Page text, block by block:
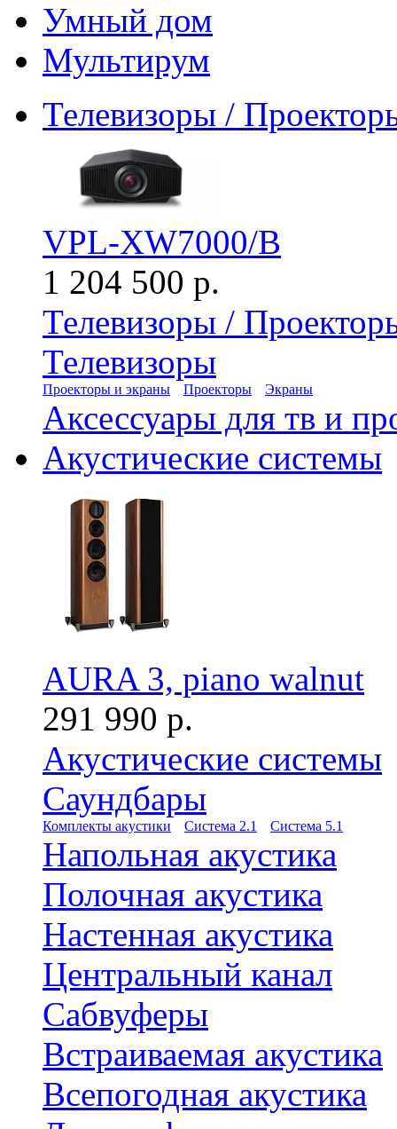
Умный дом
Мультирум
Телевизоры /
VPL-XW7000/B
1 204 500 р.
Телевизоры /
Телевизоры
Проекторы и экраны Проекторы Экраны
Аксессуары для тв и
Акустические системы
AURA 3, piano walnut
291 990 р.
Акустические системы
Саундбары
Комплекты акустики Система 2.1 Система 5.1
Напольная акустика
Полочная акустика
Настенная акустика
Центральный канал
Сабвуферы
Встраиваемая акустика
Всепогодная акустика